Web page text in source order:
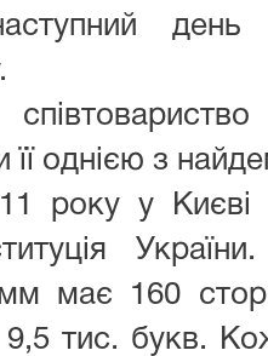
день
однією з
року у Києві
має 160
9,5 тис. букв.